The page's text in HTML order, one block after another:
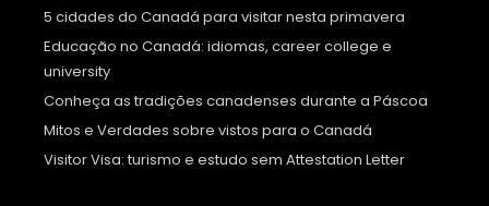
5 cidades do Canadá para visitar nesta primavera
Educação no Canadá: idiomas, career college e
university
Conheça as tradições canadenses durante a Páscoa
Mitos e Verdades sobre vistos para o Canadá
Visitor Visa: turismo e estudo sem Attestation Letter